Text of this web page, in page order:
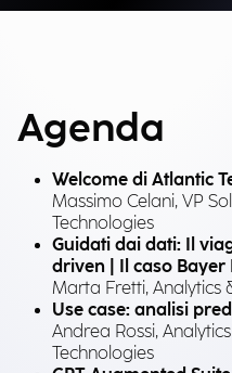
Agenda
Welcome di Atlantic
Massimo Celani, VP
Technologies
Guidati dai dati: Il
driven | Il caso Bayer
Marta Fretti, Analytics
Use case: analisi
Andrea Rossi,
Technologies